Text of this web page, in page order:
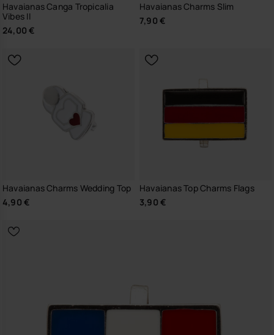
Havaianas Canga Tropicalia
Vibes II
24,00 €
Havaianas Charms Slim
7,90 €
Havaianas Charms Wedding Top
4,90 €
Havaianas Top Charms Flags
3,90 €